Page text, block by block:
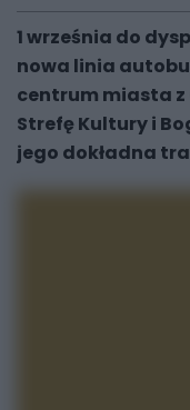
1 września do
nowa linia
centrum miasta z
Strefę Kultury i
jego dokładna